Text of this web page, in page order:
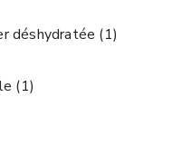
déshydratée (1)
(1)